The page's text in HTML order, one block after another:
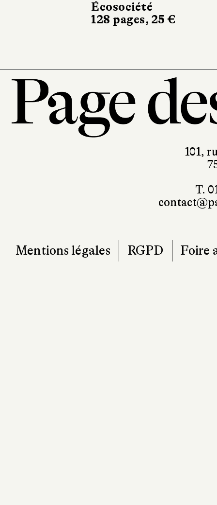
Écosociété
128 pages, 25 €
101,
T.
Mentions légales RGPD Foire